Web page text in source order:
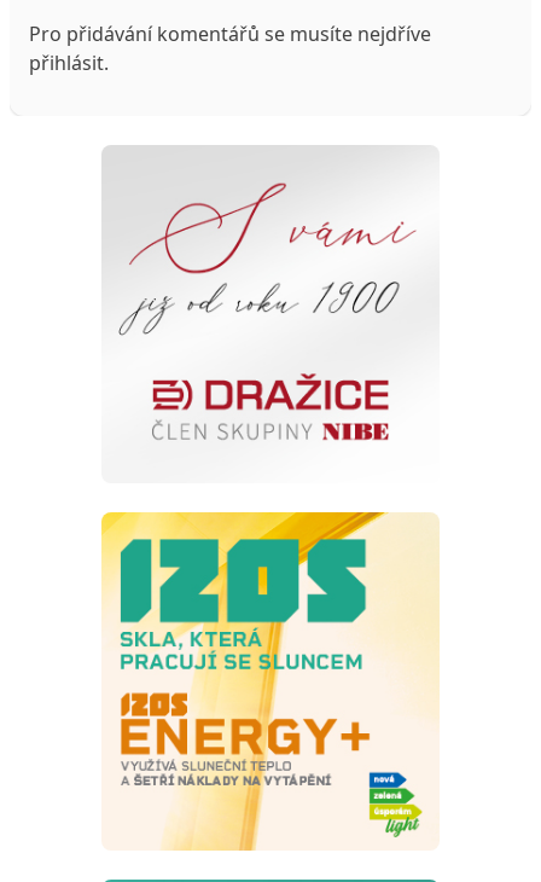
Pro přidávání komentářů se musíte nejdříve
přihlásit.